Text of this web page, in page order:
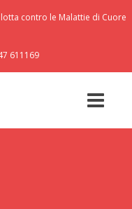
lotta contro le Malattie di Cuore
611169